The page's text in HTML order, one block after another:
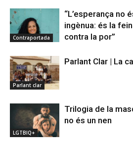
Contraportada
“L’esperança no
ingènua: és la
contra la por”
Parlant clar
Parlant Clar | La
LGTBIQ+
Trilogia de la
no és un nen